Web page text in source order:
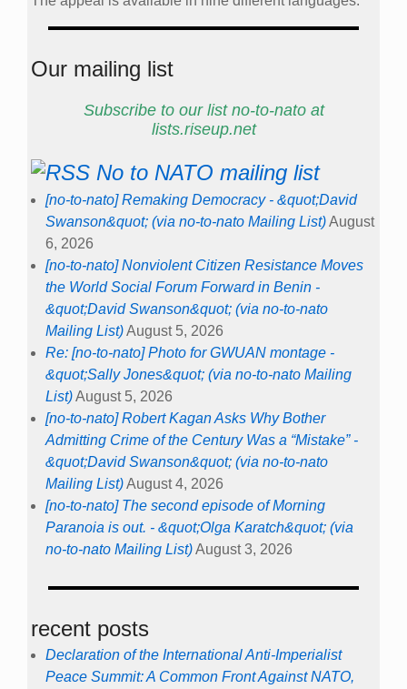
Our mailing list
Subscribe to our list no-to-nato at
lists.riseup.net
No to NATO mailing list
[no-to-nato] Remaking Democracy - &quot;David
Swanson&quot; (via no-to-nato Mailing List)August
6, 2026
[no-to-nato] Nonviolent Citizen Resistance Moves
the World Social Forum Forward in Benin -
&quot;David Swanson&quot; (via no-to-nato
Mailing List)August 5, 2026
Re: [no-to-nato] Photo for GWUAN montage -
&quot;Sally Jones&quot; (via no-to-nato Mailing
List)August 5, 2026
[no-to-nato] Robert Kagan Asks Why Bother
Admitting Crime of the Century Was a “Mistake” -
&quot;David Swanson&quot; (via no-to-nato
Mailing List)August 4, 2026
[no-to-nato] The second episode of Morning
Paranoia is out. - &quot;Olga Karatch&quot; (via
no-to-nato Mailing List)August 3, 2026
recent posts
Declaration of the International Anti-Imperialist
Peace Summit: A Common Front Against NATO,